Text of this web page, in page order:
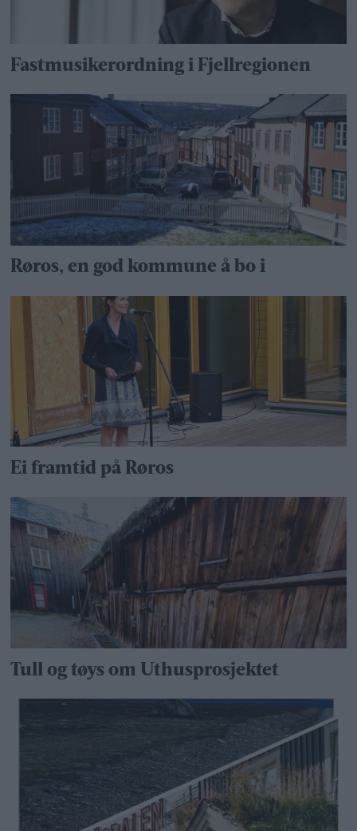
Fastmusikerordning i Fjellregionen
Røros, en god kommune å bo i
Ei framtid på Røros
Tull og tøys om Uthusprosjektet